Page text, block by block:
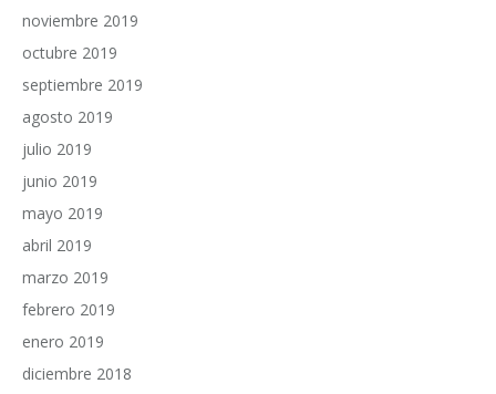
noviembre 2019
octubre 2019
septiembre 2019
agosto 2019
julio 2019
junio 2019
mayo 2019
abril 2019
marzo 2019
febrero 2019
enero 2019
diciembre 2018